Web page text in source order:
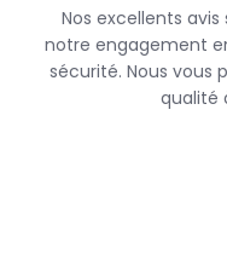
Nos excellents
notre engagement
sécurité. Nous vous
qualité